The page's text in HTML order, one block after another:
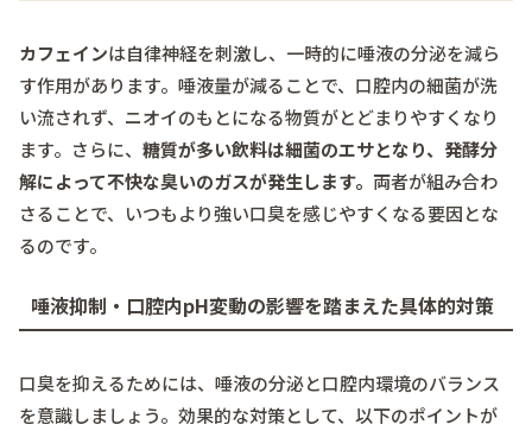
カフェインは自律神経を刺激し、一時的に唾液の分泌を減ら
す作用があります。唾液量が減ることで、口腔内の細菌が洗
い流されず、ニオイのもとになる物質がとどまりやすくなり
ます。さらに、 糖質が多い飲料は細菌のエサとなり、発酵分
解によって不快な臭いのガスが発生します。 両者が組み合わ
さることで、いつもより強い口臭を感じやすくなる要因とな
るのです。
唾液抑制・口腔内pH変動の影響を踏まえた具体的対策
口臭を抑えるためには、唾液の分泌と口腔内環境のバランス
を意識しましょう。効果的な対策として、以下のポイントが